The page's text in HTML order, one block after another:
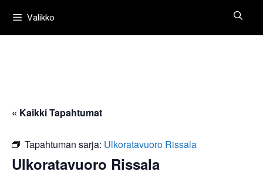
sisältöönValikko
« Kaikki Tapahtumat
Tapahtuman sarja: Ulkoratavuoro Rissala
Ulkoratavuoro Rissala